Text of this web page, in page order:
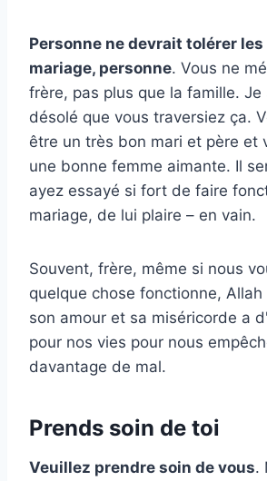
Personne ne devrait tolérer
mariage, personne. Vous ne
frère, pas plus que la famille. Je
désolé que vous traversiez ça.
être un très bon mari et père et
une bonne femme aimante. Il
ayez essayé si fort de faire
mariage, de lui plaire – en vain.
Souvent, frère, même si nous
quelque chose fonctionne, Allah
son amour et sa miséricorde a
pour nos vies pour nous
davantage de mal.
Prends soin de toi
Veuillez prendre soin de vous.